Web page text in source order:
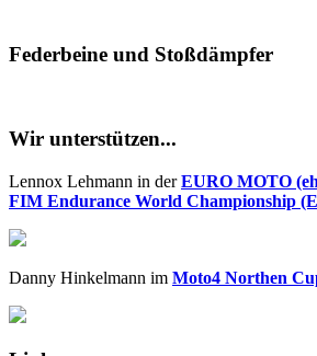
Federbeine und Stoßdämpfer
Wir unterstützen...
Lennox Lehmann in derEURO MOTO
FIM Endurance World Championship
Danny Hinkelmann im Moto4 Northen